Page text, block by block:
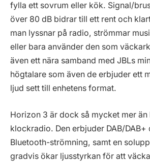
fylla ett sovrum eller kök. Signal/
över 80 dB bidrar till ett rent och
man lyssnar på radio, strömmar
eller bara använder den som
även ett nära samband med JBLs
högtalare som även de erbjuder ett
ljud sett till enhetens format.
Horizon 3 är dock så mycket mer än
klockradio. Den erbjuder DAB/DAB+
Bluetooth-strömning, samt en
gradvis ökar ljusstyrkan för att